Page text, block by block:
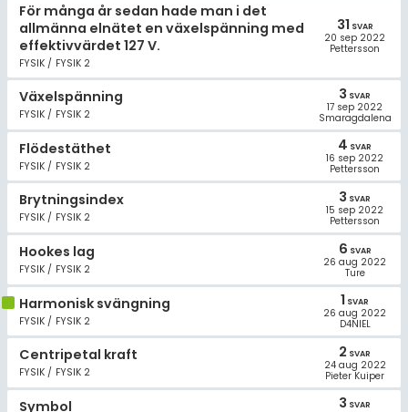
För många år sedan hade man i det
allmänna elnätet en växelspänning med
effektivvärdet 127 V.
FYSIK / FYSIK 2
31 SVAR
20 sep 2022
Pettersson
Växelspänning
FYSIK / FYSIK 2
3 SVAR
17 sep 2022
Smaragdalena
Flödestäthet
FYSIK / FYSIK 2
4 SVAR
16 sep 2022
Pettersson
Brytningsindex
FYSIK / FYSIK 2
3 SVAR
15 sep 2022
Pettersson
Hookes lag
FYSIK / FYSIK 2
6 SVAR
26 aug 2022
Ture
Harmonisk svängning
FYSIK / FYSIK 2
1 SVAR
26 aug 2022
D4NIEL
Centripetal kraft
FYSIK / FYSIK 2
2 SVAR
24 aug 2022
Pieter Kuiper
Symbol 3 SVAR